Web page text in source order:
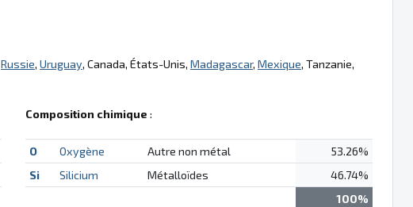
Russie, Uruguay, Canada, États-Unis, Madagascar, Mexique, Tanzanie,
Composition chimique :
O Oxygène Autre non métal
53.26%
Si
Silicium Métalloïdes
46.74%
100%